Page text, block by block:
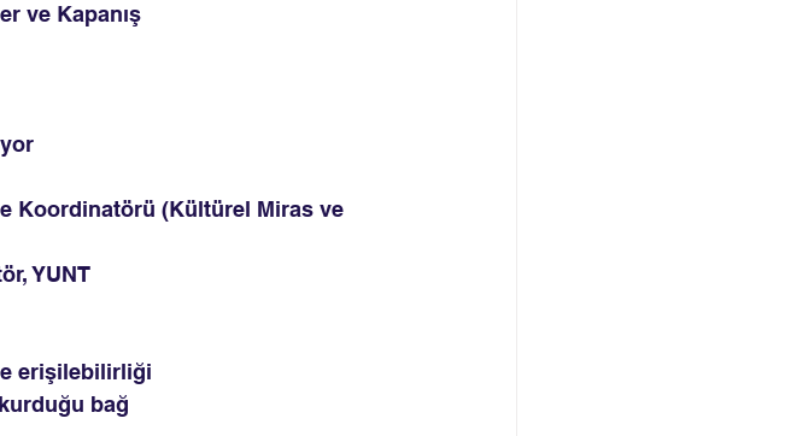
ve Kapanış
Koordinatörü (Kültürel Miras ve
YUNT
erişilebilirliği
bağ